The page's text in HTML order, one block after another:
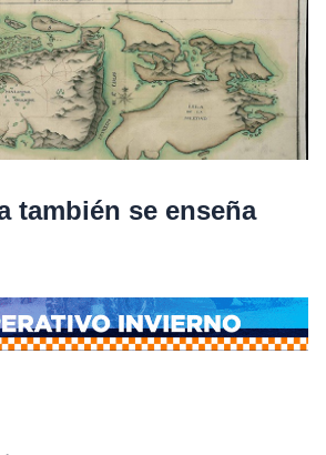
también se enseña